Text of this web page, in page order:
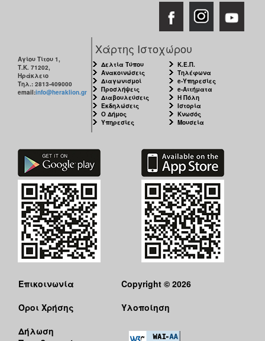
Αγίου Τίτου 1,
Τ.Κ. 71202,
Ηράκλειο
Τηλ.: 2813-409000
email:info@heraklion.gr
Χάρτης Ιστοχώρου
Δελτία Τύπου
Ανακοινώσεις
Διαγωνισμοί
Προσλήψεις
Διαβουλεύσεις
Εκδηλώσεις
Ο Δήμος
Υπηρεσίες
Κ.Ε.Π.
Τηλέφωνα
e-Υπηρεσίες
e-Αιτήματα
Η Πόλη
Ιστορία
Κνωσός
Μουσεία
Επικοινωνία
Όροι Χρήσης
Δήλωση
Copyright © 2026
Υλοποίηση